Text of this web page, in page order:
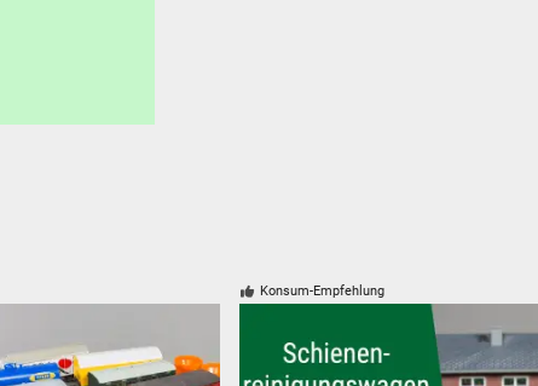
Konsum-Empfehlung